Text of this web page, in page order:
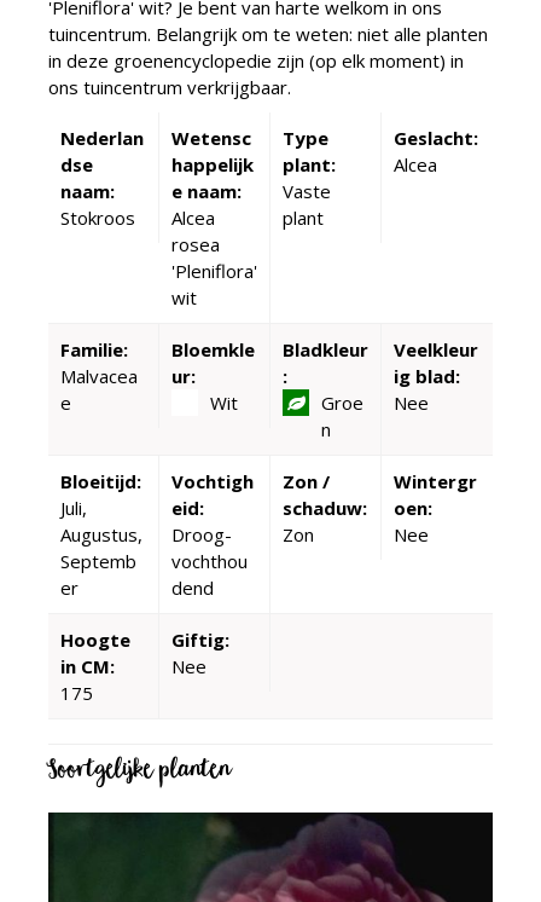
'Pleniflora' wit? Je bent van harte welkom in ons
tuincentrum. Belangrijk om te weten: niet alle planten
in deze groenencyclopedie zijn (op elk moment) in
ons tuincentrum verkrijgbaar.
Nederlan
dse
naam:
Stokroos
Wetensc
happelijk
e naam:
Alcea
rosea
'Pleniflora'
wit
Type
plant:
Vaste
plant
Geslacht:
Alcea
Familie:
Malvacea
e
Bloemkle
ur:
Wit
Bladkleur
:
Groe
n
Veelkleur
ig blad:
Nee
Bloeitijd:
Juli,
Augustus,
Septemb
er
Vochtigh
eid:
Droog-
vochthou
dend
Zon /
schaduw:
Zon
Wintergr
oen:
Nee
Hoogte
in CM:
175
Giftig:
Nee
Soortgelijke planten